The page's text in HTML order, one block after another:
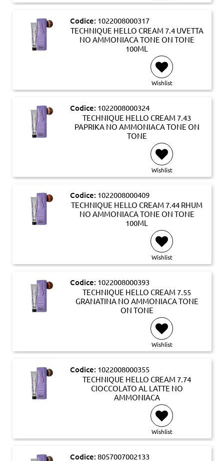
Codice: 1022008000317
TECHNIQUE HELLO CREAM 7.4 UVETTA
NO AMMONIACA TONE ON TONE
100ML
Wishlist
Codice: 1022008000324
TECHNIQUE HELLO CREAM 7.43
PAPRIKA NO AMMONIACA TONE ON
TONE
Wishlist
Codice: 1022008000409
TECHNIQUE HELLO CREAM 7.44 RHUM
NO AMMONIACA TONE ON TONE
100ML
Wishlist
Codice: 1022008000393
TECHNIQUE HELLO CREAM 7.55
GRANATINA NO AMMONIACA TONE
ON TONE
Wishlist
Codice: 1022008000355
TECHNIQUE HELLO CREAM 7.74
CIOCCOLATO AL LATTE NO
AMMONIACA
Wishlist
Codice: 8057007002133